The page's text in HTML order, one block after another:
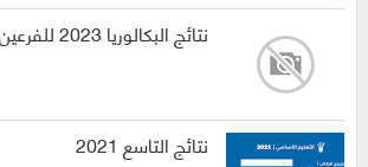
نتائج البكالوريا 2023 للفرعين العلمي والادبي
نتائج التاسع 2021